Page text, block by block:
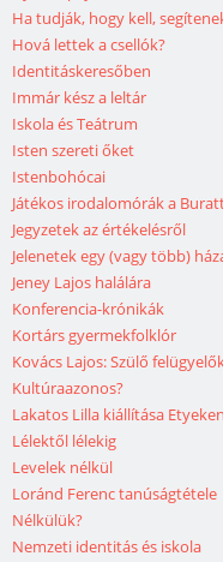
Ha tudják, hogy kell,
Hová lettek a csellók?
Identitáskeresőben
Immár kész a leltár
Iskola és Teátrum
Isten szereti őket
Istenbohócai
Játékos irodalomórák a
Jegyzetek az értékelésről
Jelenetek egy (vagy több)
Jeney Lajos halálára
Konferencia-krónikák
Kortárs gyermekfolklór
Kovács Lajos: Szülő
Kultúraazonos?
Lakatos Lilla kiállítása Etyeken
Lélektől lélekig
Levelek nélkül
Loránd Ferenc tanúságtétele
Nélkülük?
Nemzeti identitás és iskola